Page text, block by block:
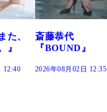
12:35
咲田ゆな
『Sunflower』
2026年08月02日 12:30